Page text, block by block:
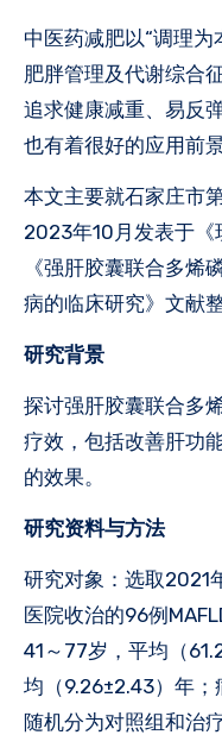
中医药减肥以“调理
肥胖管理及代谢综合
追求健康减重、易反
也有着很好的应用前景
本文主要就石家庄市
2023年10月发表于
《强肝胶囊联合多烯
病的临床研究》文献
研究背景
探讨强肝胶囊联合多
疗效，包括改善肝功
的效果。
研究资料与方法
研究对象‌：选取2021
医院收治的96例
41～77岁，平均（
均（9.26±2.43）年；
随机分为对照组和治